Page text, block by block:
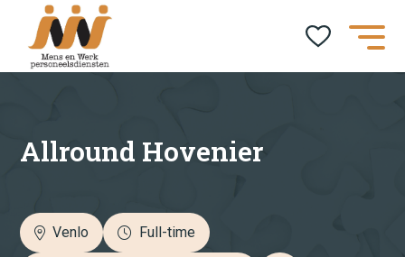
Allround Hovenier
Venlo Full-time
Job alert
E-mailadres*